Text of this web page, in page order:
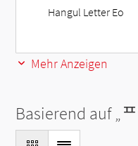
Hangul Letter Eo
Mehr Anzeigen
Basierend auf „ᄑ